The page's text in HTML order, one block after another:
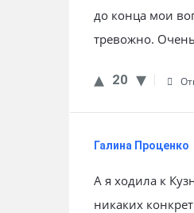
до конца мои
тревожно.
20
Галина Проценко
А я ходила к
никаких